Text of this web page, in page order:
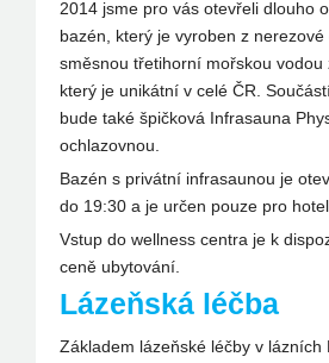
2014 jsme pro vás otevřeli dlouho
bazén, který je vyroben z
směsnou třetihorní mořskou vodou
který je unikátní v celé ČR.
bude také špičková Infrasauna
ochlazovnou.
Bazén s privátní infrasaunou je
do 19:30 a je určen pouze pro
Vstup do wellness centra je k
ceně ubytování.
Lázeňská léčba
Základem lázeňské léčby v lázních